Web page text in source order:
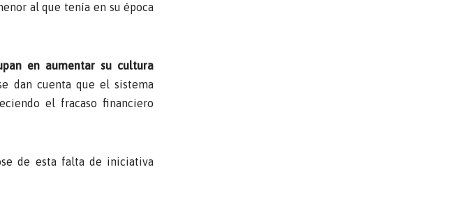
al que tenía en su época
en aumentar su cultura
dan cuenta que el sistema
el fracaso financiero
de esta falta de iniciativa